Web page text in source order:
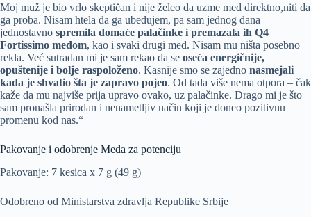
Moj muž je bio vrlo skeptičan i nije želeo da uzme med direktno,niti da
ga proba. Nisam htela da ga ubeđujem, pa sam jednog dana
jednostavno spremila domaće palačinke i premazala ih Q4
Fortissimo medom, kao i svaki drugi med. Nisam mu ništa posebno
rekla. Već sutradan mi je sam rekao da se oseća energičnije,
opuštenije i bolje raspoloženo. Kasnije smo se zajedno nasmejali
kada je shvatio šta je zapravo pojeo. Od tada više nema otpora – čak
kaže da mu najviše prija upravo ovako, uz palačinke. Drago mi je što
sam pronašla prirodan i nenametljiv način koji je doneo pozitivnu
promenu kod nas.“
Pakovanje i odobrenje Meda za potenciju
Pakovanje: 7 kesica x 7 g (49 g)
Odobreno od Ministarstva zdravlja Republike Srbije